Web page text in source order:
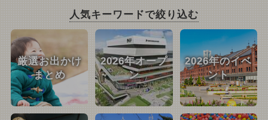
人気キーワードで絞り込む
厳選お出かけ
まとめ
2026年オープ
ン
2026年のイベ
ント